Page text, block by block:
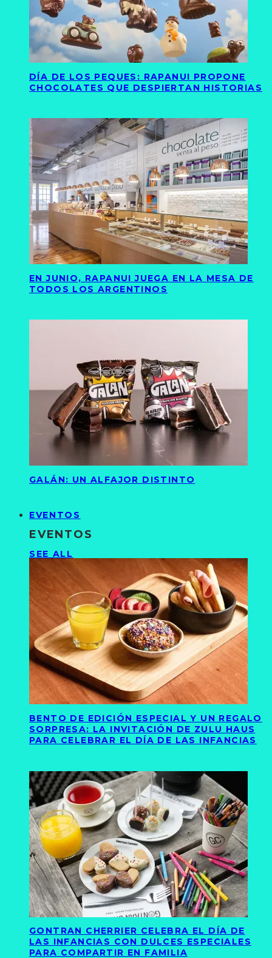
DÍA DE LOS PEQUES: RAPANUI PROPONE
CHOCOLATES QUE DESPIERTAN HISTORIAS
EN JUNIO, RAPANUI JUEGA EN LA MESA DE
TODOS LOS ARGENTINOS
GALÁN: UN ALFAJOR DISTINTO
EVENTOS
EVENTOS
SEE ALL
BENTO DE EDICIÓN ESPECIAL Y UN REGALO
SORPRESA: LA INVITACIÓN DE ZULU HAUS
PARA CELEBRAR EL DÍA DE LAS INFANCIAS
GONTRAN CHERRIER CELEBRA EL DÍA DE
LAS INFANCIAS CON DULCES ESPECIALES
PARA COMPARTIR EN FAMILIA